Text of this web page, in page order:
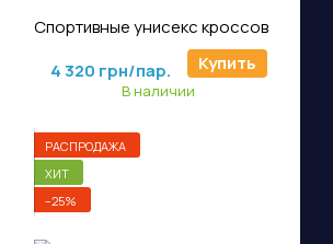
Спортивные унисекс кроссовки D-Mak Rapid (Khaki) Ryderwear
4 320 грн/пар. Купить
В наличии
РАСПРОДАЖА
ХИТ
−25%